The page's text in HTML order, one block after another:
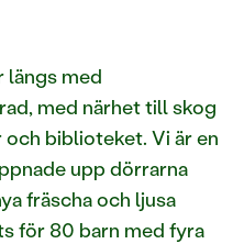
längs med
med närhet till skog
biblioteket. Vi är en
upp dörrarna
fräscha och ljusa
för 80 barn med fyra